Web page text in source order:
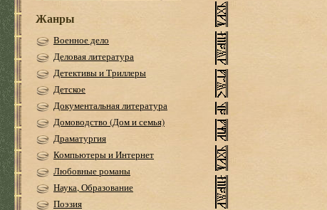
Жанры
Военное дело
Деловая литература
Детективы и Триллеры
Детское
Документальная литература
Домоводство (Дом и семья)
Драматургия
Компьютеры и Интернет
Любовные романы
Наука, Образование
Поэзия